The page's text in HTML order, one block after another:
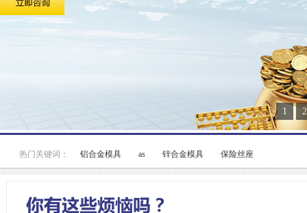
1 2
热门关键词： 铝合金模具 as 锌合金模具 保险丝座